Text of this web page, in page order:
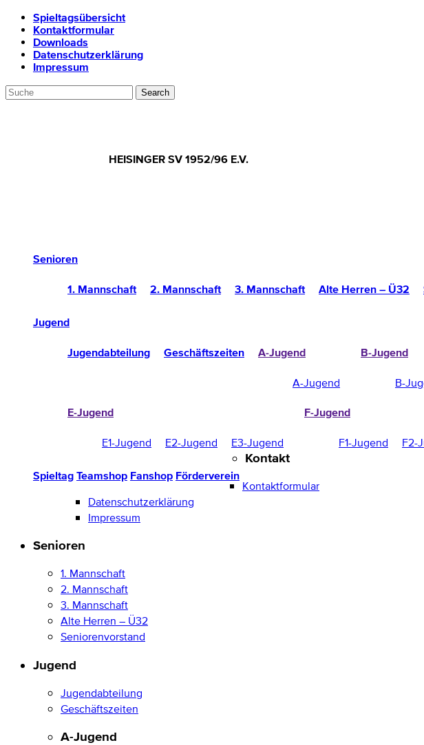
Spieltagsübersicht
Kontaktformular
Downloads
Datenschutzerklärung
Impressum
HEISINGER SV 1952/96 E.V.
Senioren
1. Mannschaft 2. Mannschaft 3. Mannschaft Alte Herren – Ü32
Jugend
Jugendabteilung Geschäftszeiten A-Jugend
A-Jugend
B-Jugend
B-
E-Jugend
E1-Jugend E2-Jugend E3-Jugend
F-Jugend
F1-Jugend F2-
Spieltag Teamshop Fanshop Förderverein
Kontakt
Kontaktformular
Datenschutzerklärung
Impressum
Senioren
1. Mannschaft
2. Mannschaft
3. Mannschaft
Alte Herren – Ü32
Seniorenvorstand
Jugend
Jugendabteilung
Geschäftszeiten
A-Jugend